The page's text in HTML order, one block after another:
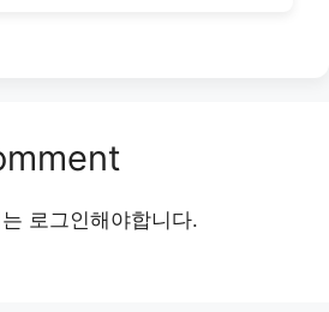
로그인해야합니다.